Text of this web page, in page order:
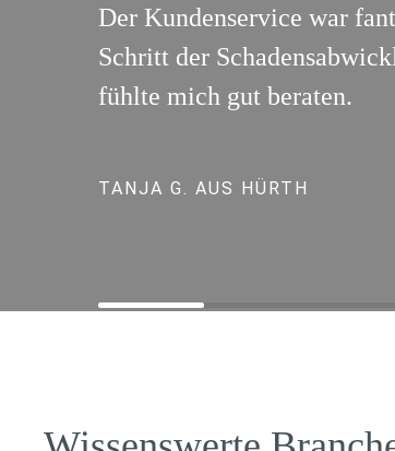
Der Kundenservice war
Schritt der
fühlte mich gut beraten.
TANJA G. AUS HÜRTH